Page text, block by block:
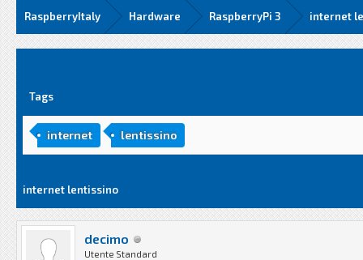
RaspberryItaly Hardware RaspberryPi 3 internet
Tags
internet lentissino
internet lentissino
decimo
Utente Standard